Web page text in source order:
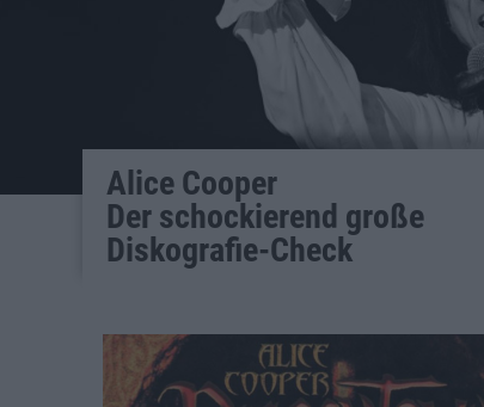
Alice Cooper
Der schockierend große
Diskografie-Check